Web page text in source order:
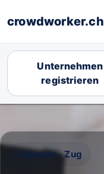
crowdworker.ch
Unternehmen
registrieren
Schweiz · Zug